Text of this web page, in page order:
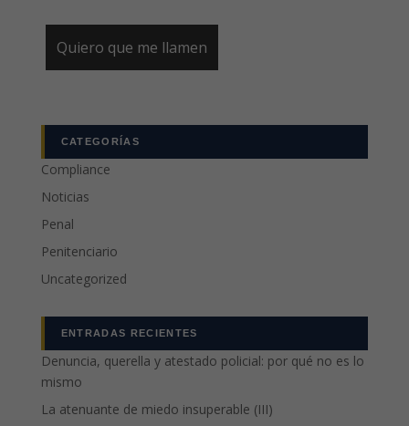
CATEGORÍAS
Compliance
Noticias
Penal
Penitenciario
Uncategorized
ENTRADAS RECIENTES
Denuncia, querella y atestado policial: por qué no es lo
mismo
La atenuante de miedo insuperable (III)